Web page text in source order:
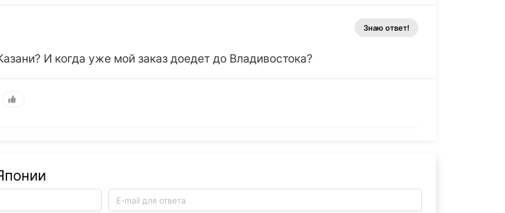
И когда уже мой заказ доедет до Владивостока?
Знаю ответ!